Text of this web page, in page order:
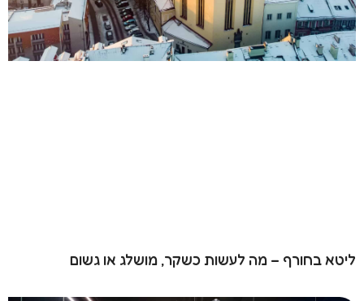
ליטא בחורף – מה לעשות כשקר, מושלג או גשום